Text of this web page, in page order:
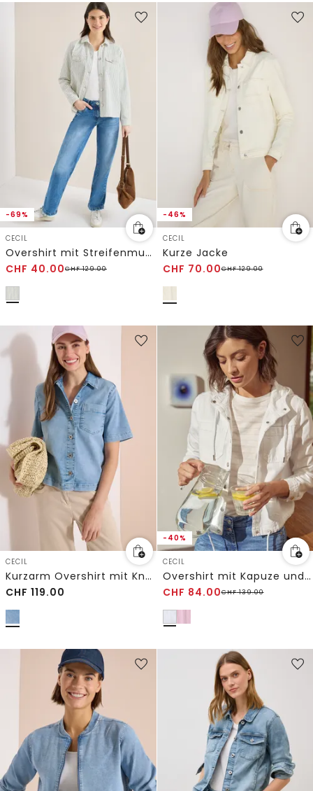
-69%
CECIL
Overshirt mit Streifenmuster
CHF 40.00CHF129.00
-46%
CECIL
Kurze Jacke
CHF 70.00CHF129.00
CECIL
Kurzarm Overshirt mit Knopfleiste
CHF 119.00
-40%
CECIL
Overshirt mit Kapuze und Tunnelzug
CHF 84.00CHF139.00